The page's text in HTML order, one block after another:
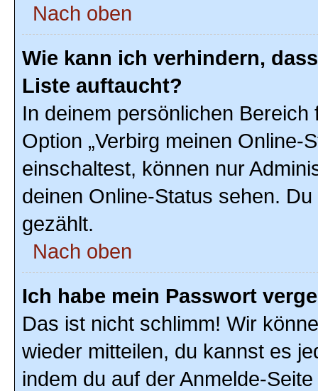
Nach oben
Wie kann ich verhindern,
Liste auftaucht?
In deinem persönlichen
Option „Verbirg meinen Online-
einschaltest, können nur
deinen Online-Status sehen.
gezählt.
Nach oben
Ich habe mein Passwort
Das ist nicht schlimm! Wir
wieder mitteilen, du kannst es
indem du auf der Anmelde-